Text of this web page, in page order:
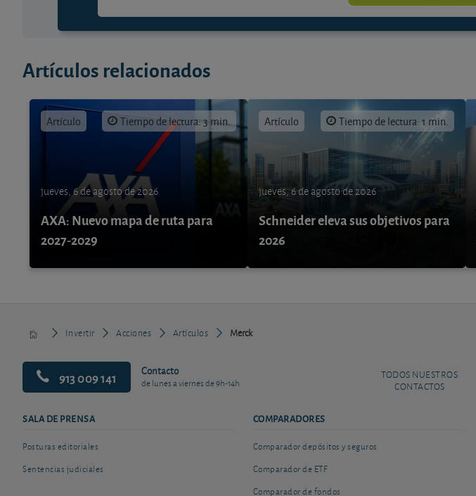
Artículos relacionados
Artículo Tiempo de lectura: 3 min.
jueves, 6 de agosto de 2026
AXA: Nuevo mapa de ruta para
2027-2029
Artículo Tiempo de lectura: 1 min.
jueves, 6 de agosto de 2026
Schneider eleva sus objetivos para
2026
Invertir Acciones Artículos Merck
913 009 141 Contacto
de lunes a viernes de 9h-14h
TODOS NUESTROS
CONTACTOS
SALA DE PRENSA
Posturas editoriales
Sentencias judiciales
COMPARADORES
Comparador depósitos y seguros
Comparador de ETF
Comparador de fondos